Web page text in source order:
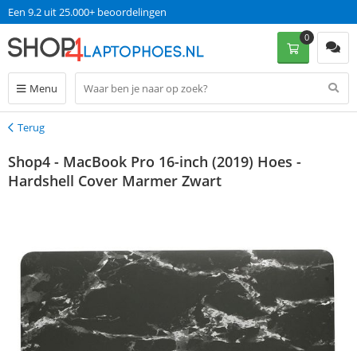
Een 9.2 uit 25.000+ beoordelingen
Menu
0
Terug
Terug
Shop4 - MacBook Pro 16-inch (2019) Hoes -
Hardshell Cover Marmer Zwart